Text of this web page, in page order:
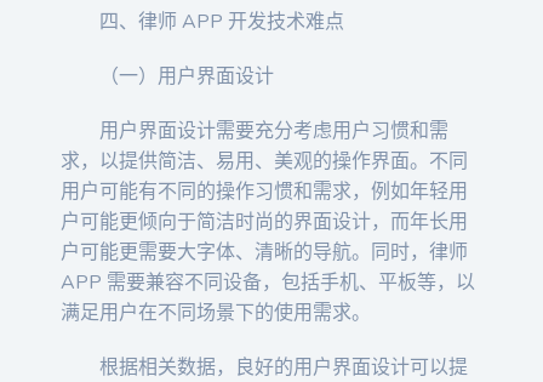
四、律师 APP 开发技术难点
（一）用户界面设计
用户界面设计需要充分考虑用户习惯和需
求，以提供简洁、易用、美观的操作界面。不同
用户可能有不同的操作习惯和需求，例如年轻用
户可能更倾向于简洁时尚的界面设计，而年长用
户可能更需要大字体、清晰的导航。同时，律师
APP 需要兼容不同设备，包括手机、平板等，以
满足用户在不同场景下的使用需求。
根据相关数据，良好的用户界面设计可以提